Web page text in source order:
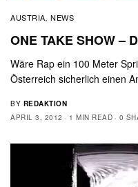
AUSTRIA, NEWS
ONE TAKE SHOW –
Wäre Rap ein 100 Meter
Österreich sicherlich einen
BY REDAKTION
APRIL 3, 2012
1 MIN READ 0